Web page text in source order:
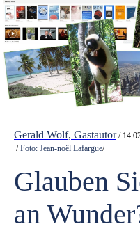
Gerald Wolf, Gastautor/
/Foto: Jean-noël Lafargue/
Glauben
an